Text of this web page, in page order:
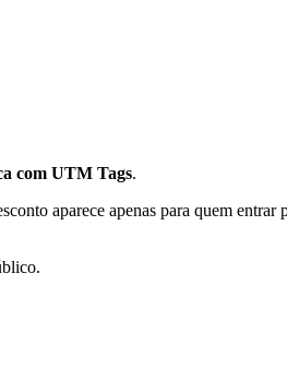
com UTM Tags.
aparece apenas para quem